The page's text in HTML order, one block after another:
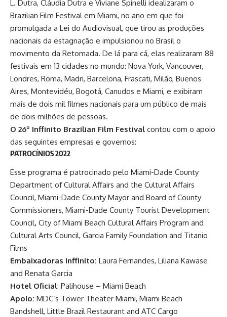
L. Dutra, Cláudia Dutra e Viviane Spinelli idealizaram o
Brazilian Film Festival em Miami, no ano em que foi
promulgada a Lei do Audiovisual, que tirou as produções
nacionais da estagnação e impulsionou no Brasil o
movimento da Retomada. De lá para cá, elas realizaram 88
festivais em 13 cidades no mundo: Nova York, Vancouver,
Londres, Roma, Madri, Barcelona, Frascati, Milão, Buenos
Aires, Montevidéu, Bogotá, Canudos e Miami, e exibiram
mais de dois mil filmes nacionais para um público de mais
de dois milhões de pessoas.
O 26º Inffinito Brazilian Film Festival contou com o apoio
das seguintes empresas e governos:
PATROCÍNIOS 2022
Esse programa é patrocinado pelo Miami-Dade County
Department of Cultural Affairs and the Cultural Affairs
Council, Miami-Dade County Mayor and Board of County
Commissioners, Miami-Dade County Tourist Development
Council, City of Miami Beach Cultural Affairs Program and
Cultural Arts Council, Garcia Family Foundation and Titanio
Films
Embaixadoras Inffinito: Laura Fernandes, Liliana Kawase
and Renata Garcia
Hotel Oficial: Palihouse – Miami Beach
Apoio: MDC’s Tower Theater Miami, Miami Beach
Bandshell, Little Brazil Restaurant and ATC Cargo